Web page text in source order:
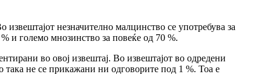
незначително малцинство се употребува за
и големо мнозинство за повеќе од 70 %.
во овој извештај. Во извештајот во одредени
така не се прикажани ни одговорите под 1 %. Тоа е